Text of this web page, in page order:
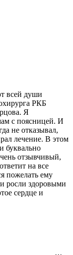
всей души
РКБ
Я
с поясницей. И
не отказывал,
лечение. В этом
буквально
отзывчивый,
на все
пожелать ему
росли здоровыми
сердце и